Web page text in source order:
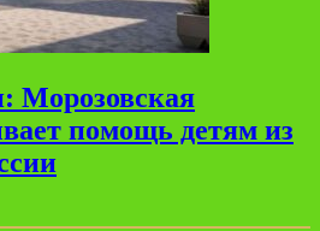
Морозовская
помощь детям из